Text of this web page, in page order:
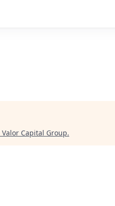
Valor Capital Group.